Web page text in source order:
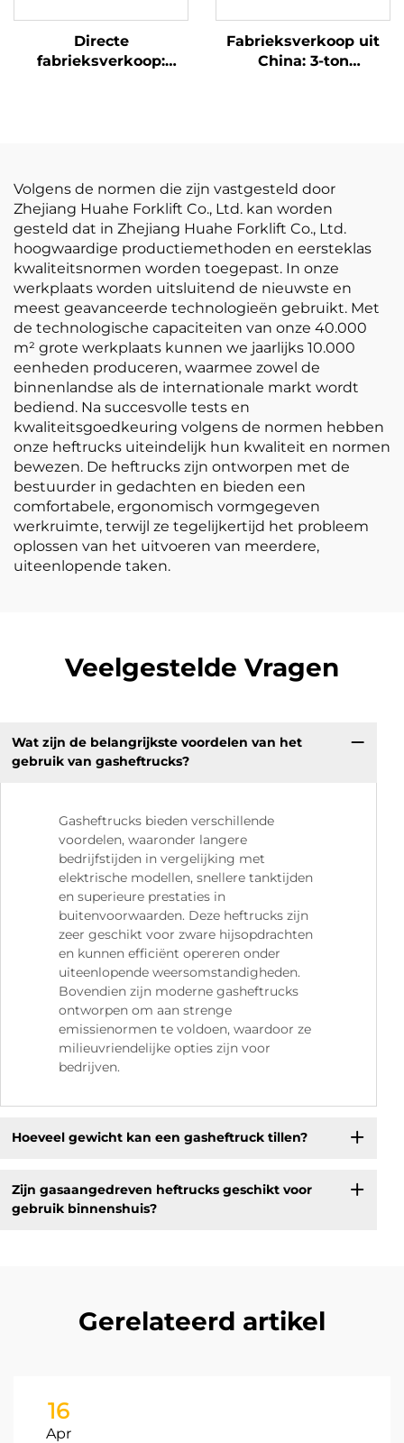
Directe
fabrieksverkoop:
Fabrieksverkoop uit
China: 3-ton
Volgens de normen die zijn vastgesteld door
Zhejiang Huahe Forklift Co., Ltd. kan worden
gesteld dat in Zhejiang Huahe Forklift Co., Ltd.
hoogwaardige productiemethoden en eersteklas
kwaliteitsnormen worden toegepast. In onze
werkplaats worden uitsluitend de nieuwste en
meest geavanceerde technologieën gebruikt. Met
de technologische capaciteiten van onze 40.000
m² grote werkplaats kunnen we jaarlijks 10.000
eenheden produceren, waarmee zowel de
binnenlandse als de internationale markt wordt
bediend. Na succesvolle tests en
kwaliteitsgoedkeuring volgens de normen hebben
onze heftrucks uiteindelijk hun kwaliteit en normen
bewezen. De heftrucks zijn ontworpen met de
bestuurder in gedachten en bieden een
comfortabele, ergonomisch vormgegeven
werkruimte, terwijl ze tegelijkertijd het probleem
oplossen van het uitvoeren van meerdere,
uiteenlopende taken.
Veelgestelde Vragen
Wat zijn de belangrijkste voordelen van het
gebruik van gasheftrucks?
Gasheftrucks bieden verschillende
voordelen, waaronder langere
bedrijfstijden in vergelijking met
elektrische modellen, snellere tanktijden
en superieure prestaties in
buitenvoorwaarden. Deze heftrucks zijn
zeer geschikt voor zware hijsopdrachten
en kunnen efficiënt opereren onder
uiteenlopende weersomstandigheden.
Bovendien zijn moderne gasheftrucks
ontworpen om aan strenge
emissienormen te voldoen, waardoor ze
milieuvriendelijke opties zijn voor
bedrijven.
Hoeveel gewicht kan een gasheftruck tillen?
Zijn gasaangedreven heftrucks geschikt voor
gebruik binnenshuis?
Gerelateerd artikel
16
Apr